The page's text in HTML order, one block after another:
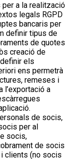
a la realització
legals RGPD
bancaris per
definir tipus de
de quotes
creació de
els
ens permetrà
remeses i
a
de socis,
per al
socis,
de socis
clients (no socis